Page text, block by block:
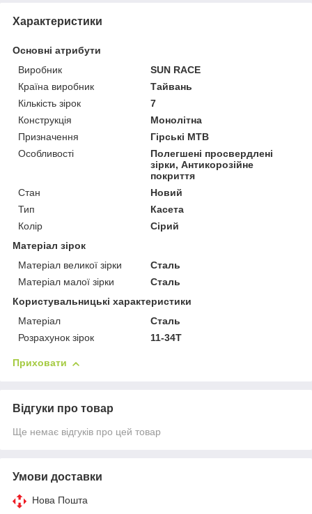
Характеристики
Основні атрибути
Виробник
SUN RACE
Країна виробник
Тайвань
Кількість зірок
7
Конструкція
Монолітна
Призначення
Гірські MTB
Особливості
Полегшені просвердлені
зірки, Антикорозійне
покриття
Стан
Новий
Тип
Касета
Колір
Сірий
Матеріал зірок
Матеріал великої зірки
Сталь
Матеріал малої зірки
Сталь
Користувальницькі характеристики
Матеріал
Сталь
Розрахунок зірок
11-34T
Приховати
Відгуки про товар
Ще немає відгуків про цей товар
Умови доставки
Нова Пошта